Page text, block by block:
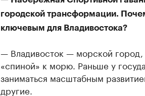
городской трансформации.
ключевым для Владивостока?
— Владивосток — морской город,
«спиной» к морю. Раньше у
заниматься масштабным
другие.